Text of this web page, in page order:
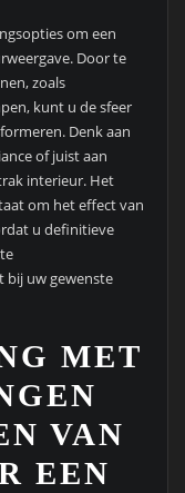
om een
Door te
zoals
kunt u de sfeer
Denk aan
of juist aan
interieur. Het
om het effect van
u definitieve
bij uw gewenste
MET
VAN
EEN